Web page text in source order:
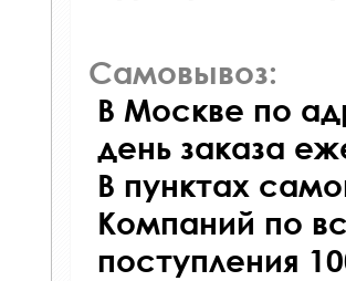
Самовывоз:
В Москве по
день заказа
В пунктах
Компаний по
поступления